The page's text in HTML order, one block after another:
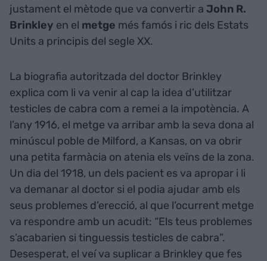
justament el mètode que va convertir a John R.
Brinkley en el metge més famós i ric dels Estats
Units a principis del segle XX.
La biografia autoritzada del doctor Brinkley
explica com li va venir al cap la idea d’utilitzar
testicles de cabra com a remei a la impotència. A
l’any 1916, el metge va arribar amb la seva dona al
minúscul poble de Milford, a Kansas, on va obrir
una petita farmàcia on atenia els veïns de la zona.
Un dia del 1918, un dels pacient es va apropar i li
va demanar al doctor si el podia ajudar amb els
seus problemes d’erecció, al que l’ocurrent metge
va respondre amb un acudit: “Els teus problemes
s’acabarien si tinguessis testicles de cabra”.
Desesperat, el veí va suplicar a Brinkley que fes